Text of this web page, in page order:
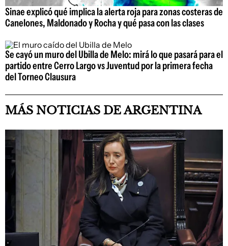
Sinae explicó qué implica la alerta roja para zonas costeras de
Canelones, Maldonado y Rocha y qué pasa con las clases
Se cayó un muro del Ubilla de Melo: mirá lo que pasará para el
partido entre Cerro Largo vs Juventud por la primera fecha
del Torneo Clausura
MÁS NOTICIAS DE ARGENTINA